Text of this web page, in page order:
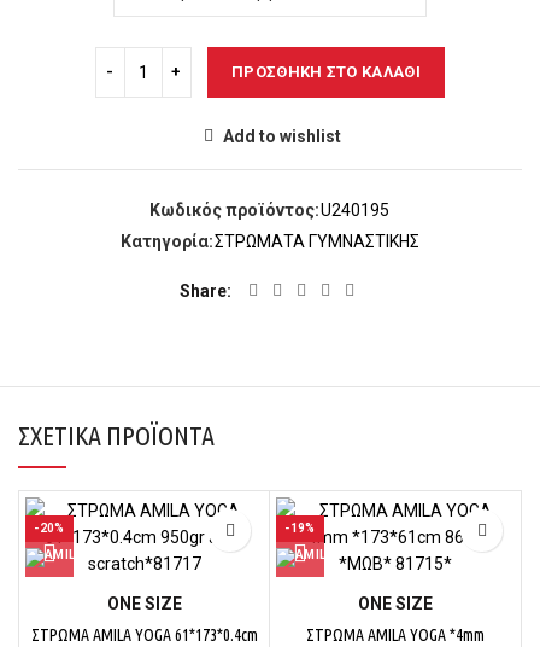
ΠΡΟΣΘΉΚΗ ΣΤΟ ΚΑΛΆΘΙ
Add to wishlist
Κωδικός προϊόντος:U240195
Κατηγορία:ΣΤΡΩΜΑΤΑ ΓΥΜΝΑΣΤΙΚΗΣ
Share
ΣΧΕΤΙΚΆ ΠΡΟΪΌΝΤΑ
-20%
ΟΝΕ SΙΖΕ
ΣΤΡΩΜΑ AMILA YOGA 61*173*0.4cm
-19%
ΟΝΕ SΙΖΕ
ΣΤΡΩΜΑ AMILA YOGA *4mm